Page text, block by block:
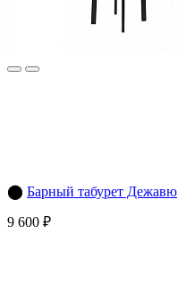
⬤ Барный табурет Дежавю
9 600 ₽